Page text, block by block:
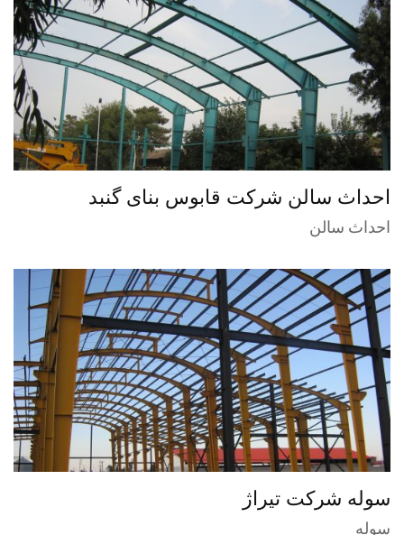
احداث سالن شرکت قابوس بنای گنبد
احداث سالن
سوله شرکت تیراژ
سوله